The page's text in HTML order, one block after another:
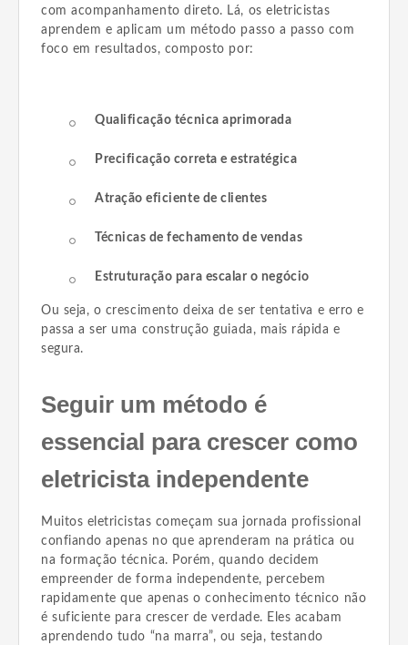
com acompanhamento direto. Lá, os eletricistas
aprendem e aplicam um método passo a passo com
foco em resultados, composto por:
Qualificação técnica aprimorada
Precificação correta e estratégica
Atração eficiente de clientes
Técnicas de fechamento de vendas
Estruturação para escalar o negócio
Ou seja, o crescimento deixa de ser tentativa e erro e
passa a ser uma construção guiada, mais rápida e
segura.
Seguir um método é
essencial para crescer como
eletricista independente
Muitos eletricistas começam sua jornada profissional
confiando apenas no que aprenderam na prática ou
na formação técnica. Porém, quando decidem
empreender de forma independente, percebem
rapidamente que apenas o conhecimento técnico não
é suficiente para crescer de verdade. Eles acabam
aprendendo tudo “na marra”, ou seja, testando